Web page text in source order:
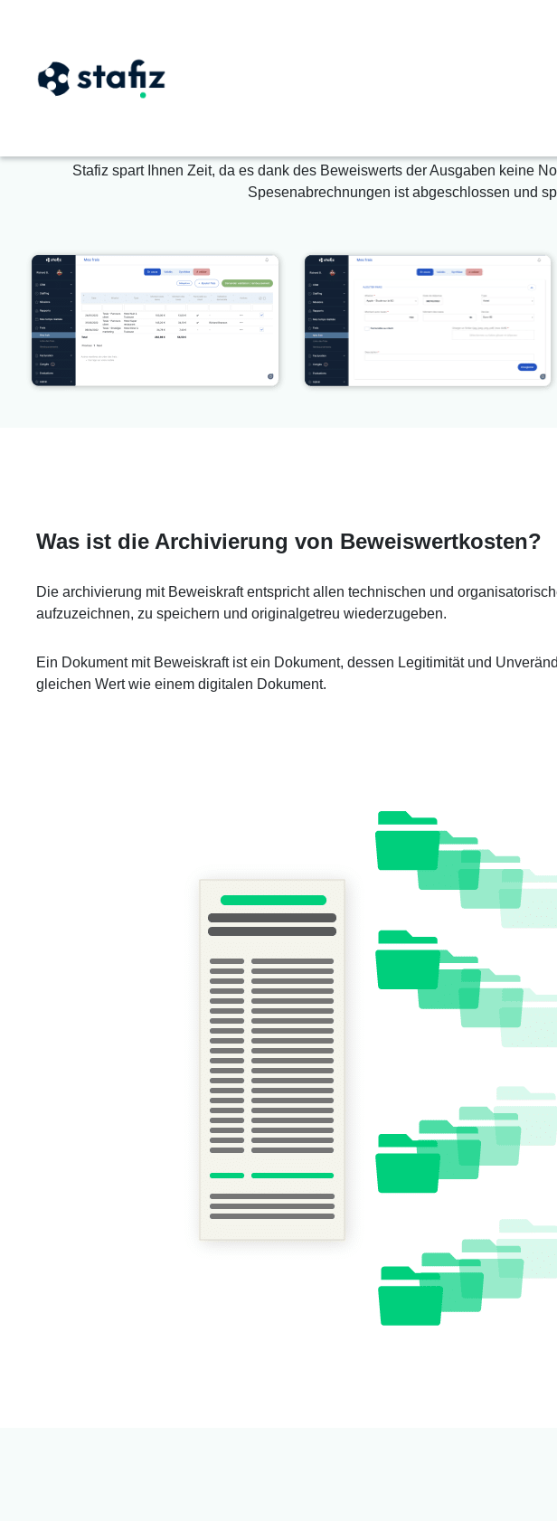
Stafiz spart Ihnen Zeit, da es dank des Beweiswerts der Ausgaben keine
Spesenabrechnungen ist abgeschlossen und
Was ist die Archivierung von Beweiswertkosten?
Die archivierung mit Beweiskraft entspricht allen technischen und
aufzuzeichnen, zu speichern und originalgetreu wiederzugeben.
Ein Dokument mit Beweiskraft ist ein Dokument, dessen Legitimität und
gleichen Wert wie einem digitalen Dokument.